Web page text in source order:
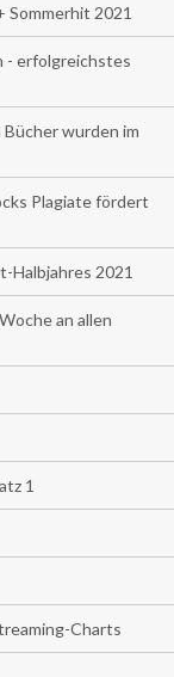
2021
- erfolgreichstes
wurden im
Plagiate fördert
Halbjahres 2021
an allen
1
Charts